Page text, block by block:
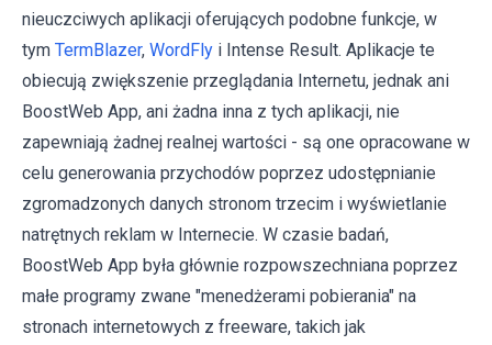
nieuczciwych aplikacji oferujących podobne funkcje, w
tym TermBlazer, WordFly i Intense Result. Aplikacje te
obiecują zwiększenie przeglądania Internetu, jednak ani
BoostWeb App, ani żadna inna z tych aplikacji, nie
zapewniają żadnej realnej wartości - są one opracowane w
celu generowania przychodów poprzez udostępnianie
zgromadzonych danych stronom trzecim i wyświetlanie
natrętnych reklam w Internecie. W czasie badań,
BoostWeb App była głównie rozpowszechniana poprzez
małe programy zwane "menedżerami pobierania" na
stronach internetowych z freeware, takich jak